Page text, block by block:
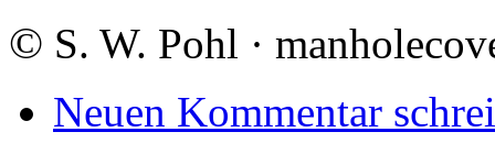
© S. W. Pohl ·
Neuen Kommentar